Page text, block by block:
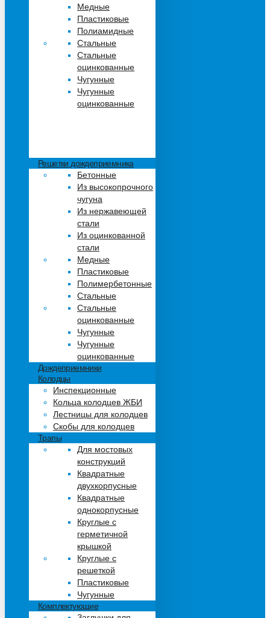
Медные
Пластиковые
Полиамидные
Стальные
Стальные
оцинкованные
Чугунные
Чугунные
оцинкованные
Решетки дождеприемника
Бетонные
Из высокопрочного
чугуна
Из нержавеющей
стали
Из оцинкованной
стали
Медные
Пластиковые
Полимербетонные
Стальные
Стальные
оцинкованные
Чугунные
Чугунные
оцинкованные
Дождеприемники
Колодцы
Инспекционные
Кольца колодцев ЖБИ
Лестницы для колодцев
Скобы для колодцев
Трапы
Для мостовых
конструкций
Квадратные
двухкорпусные
Квадратные
однокорпусные
Круглые с
герметичной
крышкой
Круглые с
решеткой
Пластиковые
Чугунные
Комплектующие